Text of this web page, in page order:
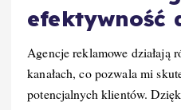
efektywność
Agencje reklamowe działają
kanałach, co pozwala mi
potencjalnych klientów.